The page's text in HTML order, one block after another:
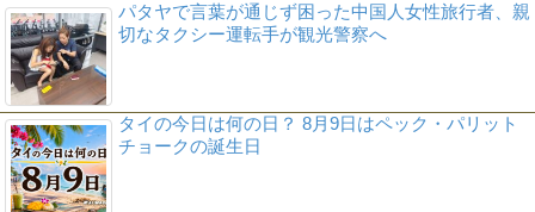
パタヤで言葉が通じず困った中国人女性旅行者、親
切なタクシー運転手が観光警察へ
タイの今日は何の日？ 8月9日はペック・パリット
チョークの誕生日